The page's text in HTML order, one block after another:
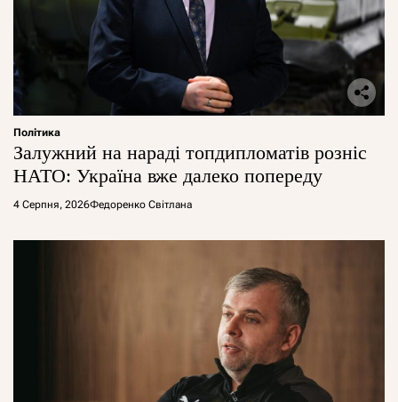
Політика
Залужний на нараді топдипломатів розніс
НАТО: Україна вже далеко попереду
4 Серпня, 2026Федоренко Світлана